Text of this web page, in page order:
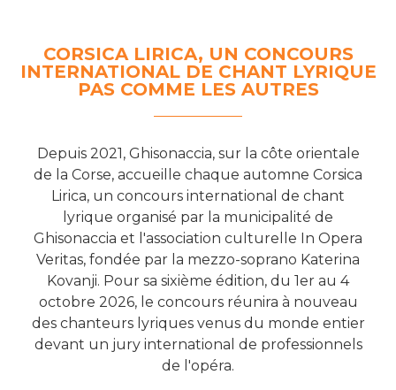
CORSICA LIRICA, UN CONCOURS
INTERNATIONAL DE CHANT LYRIQUE
PAS COMME LES AUTRES
Depuis 2021, Ghisonaccia, sur la côte orientale
de la Corse, accueille chaque automne Corsica
Lirica, un concours international de chant
lyrique organisé par la municipalité de
Ghisonaccia et l'association culturelle In Opera
Veritas, fondée par la mezzo-soprano Katerina
Kovanji. Pour sa sixième édition, du 1er au 4
octobre 2026, le concours réunira à nouveau
des chanteurs lyriques venus du monde entier
devant un jury international de professionnels
de l'opéra.